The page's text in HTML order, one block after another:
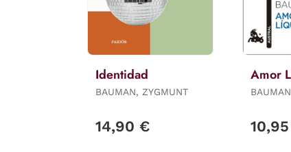
Identidad
BAUMAN, ZYGMUNT
14,90 €
Amor